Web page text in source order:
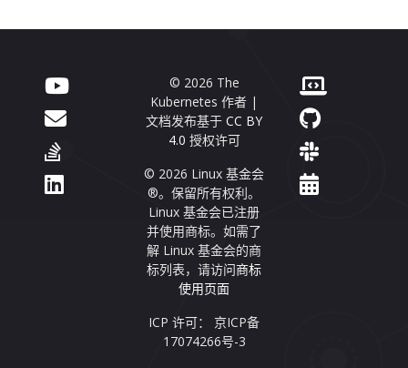
© 2026 The
Kubernetes 作者 |
文档发布基于 CC BY
4.0 授权许可
© 2026 Linux 基金会
®。保留所有权利。
Linux 基金会已注册
并使用商标。如需了
解 Linux 基金会的商
标列表，请访问商标
使用页面
ICP 许可： 京ICP备
17074266号-3